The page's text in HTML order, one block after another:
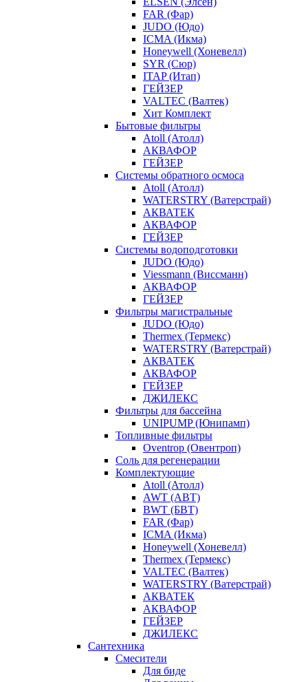
FAR (Фар)
JUDO (Юдо)
ICMA (Икма)
Honeywell (Хоневелл)
SYR (Сюр)
ITAP (Итап)
ГЕЙЗЕР
VALTEC (Валтек)
Хит Комплект
Бытовые фильтры
Atoll (Атолл)
АКВАФОР
ГЕЙЗЕР
Системы обратного осмоса
Atoll (Атолл)
WATERSTRY (Ватерстрай)
АКВАТЕК
АКВАФОР
ГЕЙЗЕР
Системы водоподготовки
JUDO (Юдо)
Viessmann (Виссманн)
АКВАФОР
ГЕЙЗЕР
Фильтры магистральные
JUDO (Юдо)
Thermex (Термекс)
WATERSTRY (Ватерстрай)
АКВАТЕК
АКВАФОР
ГЕЙЗЕР
ДЖИЛЕКС
Фильтры для бассейна
UNIPUMP (Юнипамп)
Топливные фильтры
Oventrop (Овентроп)
Соль для регенерации
Комплектующие
Atoll (Атолл)
AWT (АВТ)
BWT (БВТ)
FAR (Фар)
ICMA (Икма)
Honeywell (Хоневелл)
Thermex (Термекс)
VALTEC (Валтек)
WATERSTRY (Ватерстрай)
АКВАТЕК
АКВАФОР
ГЕЙЗЕР
ДЖИЛЕКС
Сантехника
Смесители
Для биде